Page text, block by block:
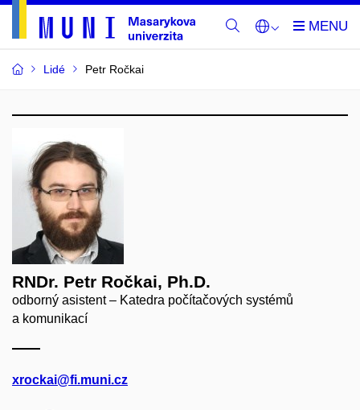
Lidé Petr Ročkai
RNDr. Petr Ročkai, Ph.D.
odborný asistent – Katedra počítačových systémů
a komunikací
xrockai@fi.muni.cz